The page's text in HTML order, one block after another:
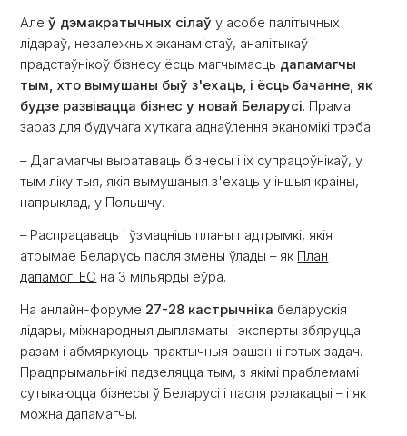
Алеў дэмакратычных сілаў у асобе палітычных
лідараў, незалежных эканамістаў, аналітыкаў і
прадстаўнікоў бізнесу ёсць магчымасць дапамагчы
тым, хто вымушаны быў з'ехаць, і ёсць бачанне, як
будзе развівацца бізнес у новай Беларусі. Прама
зараз для будучага хуткага аднаўлення эканомікі трэба:
– Дапамагчы выратаваць бізнесы і іх супрацоўнікаў, у
тым ліку тыя, якія вымушаныя з'ехаць у іншыя краіны,
напрыклад, у Польшчу.
– Распрацаваць і ўзмацніць планы падтрымкі, якія
атрымае Беларусь пасля змены ўлады – як План
дапамогі ЕС на 3 мільярды еўра.
На анлайн-форуме 27-28 кастрычніка беларускія
лідары, міжнародныя дыпламаты і эксперты збяруцца
разам і абмяркуюць практычныя рашэнні гэтых задач.
Прадпрымальнікі падзеляцца тым, з якімі праблемамі
сутыкаюцца бізнесы ў Беларусі і пасля рэлакацыі – і як
можна дапамагчы.